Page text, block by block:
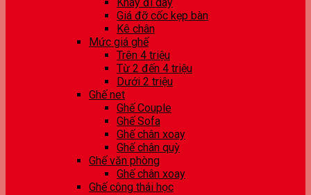
Giá đỡ cốc kẹp bàn
Kê chân
Mức giá ghế
Trên 4 triệu
Từ 2 đến 4 triệu
Dưới 2 triệu
Ghế net
Ghế Couple
Ghế Sofa
Ghế chân xoay
Ghế chân quỳ
Ghế văn phòng
Ghế chân xoay
Ghế công thái học